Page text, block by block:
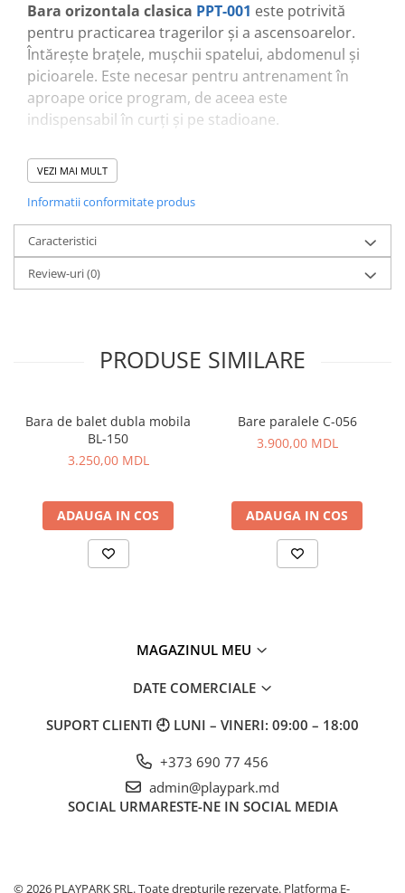
Structuri din Frânghie
Educativ / Creativ
Panouri Interactive
Instrumente Muzicale
Mobilier Urban
Pardoseli din Cauciuc
Elemente Incluzive
Bara orizontala clasica PPT-001 este potrivită
pentru practicarea tragerilor și a ascensoarelor.
Întărește brațele, mușchii spatelui, abdomenul și
picioarele. Este necesar pentru antrenament în
aproape orice program, de aceea este
indispensabil în curți și pe stadioane.
Materiale:Oțel acoperit cu pulbere. Capace din
plastic la toate conexiunile filetate. Șuruburile sunt
Complexul va fi betonat.
Dimensiuni:1350 x 75 mm
Pentru a vizualiza galerie, accesați link-ul 👉
VEZI MAI MULT
Informatii conformitate produs
Caracteristici
Review-uri(0)
PRODUSE SIMILARE
Bara de balet dubla mobila
BL-150
3.250,00 MDL
ADAUGA IN COS
Bare paralele C-056
3.900,00 MDL
ADAUGA IN COS
MAGAZINUL MEU
DATE COMERCIALE
SUPORT CLIENTI 🕘 LUNI – VINERI: 09:00 – 18:00
+373 690 77 456
admin@playpark.md
SOCIAL URMARESTE-NE IN SOCIAL MEDIA
© 2026 PLAYPARK SRL. Toate drepturile rezervate. Platforma E-